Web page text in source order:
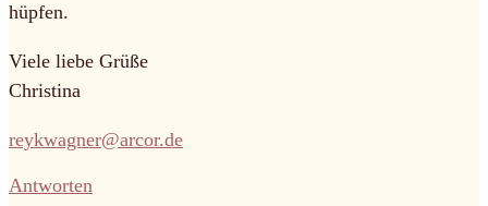
hüpfen.
Viele liebe Grüße
Christina
reykwagner@arcor.de
Antworten